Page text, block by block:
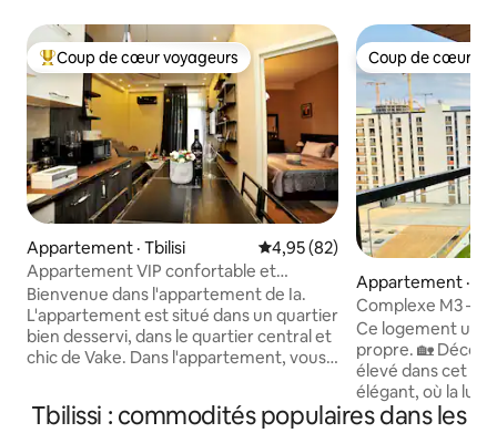
Coup de cœur voyageurs parmi les plus aimés
Coup de cœur voyageurs
Appartement · Tbilisi Note moyenne de 4,95 sur 5,
4,95 (82)
Appartement VIP confortable et
moderne à Vake
Bienvenue dans l'appartement de Ia.
L'appartement est situé dans un quartier
bien desservi, dans le quartier central et
chic de Vake. Dans l'appartement, vous
Abashidze, célèbre pour ses bars,
Coup de cœur
Coup de cœur
Appartement ·
Complexe M3 –
espace de travail
Ce logement
propre. 🏡
élevé dans cet
élégant, où la
grandes
Tbilissi : commodités populaires dans les